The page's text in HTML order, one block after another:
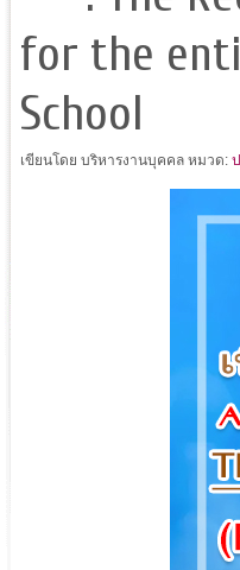
for the
School
เขียนโดย บริหารงานบุคคล หมวด: